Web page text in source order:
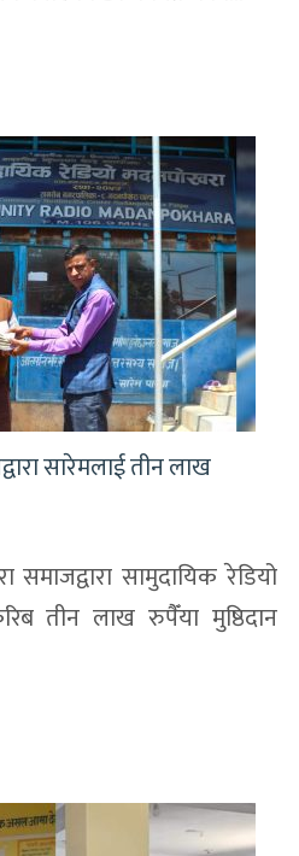
सारेमलाई तीन लाख
समाजद्वारा सामुदायिक रेडियो
तीन लाख रुपैँया मुष्ठिदान